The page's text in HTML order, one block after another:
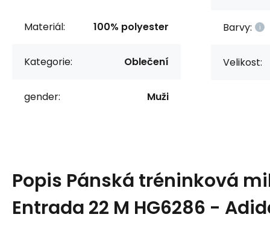
Materiál: 100% polyester
Kategorie: Oblečení
gender: Muži
Barvy:
Velikost:
Popis Pánská tréninková
Entrada 22 M HG6286 -